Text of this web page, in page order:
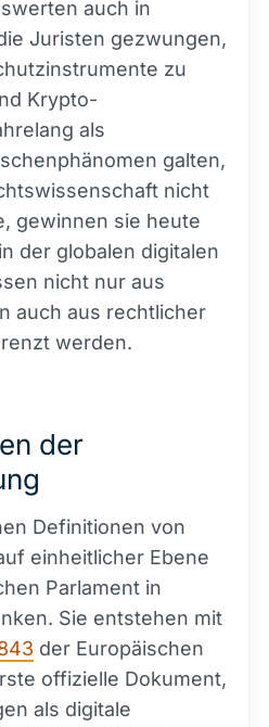
auch in
Juristen gezwungen,
zu
Krypto-
als
galten,
nicht
gewinnen sie heute
der globalen digitalen
nicht nur aus
auch aus rechtlicher
werden.
der
Definitionen von
einheitlicher Ebene
Parlament in
Sie entstehen mit
der Europäischen
offizielle Dokument,
als digitale